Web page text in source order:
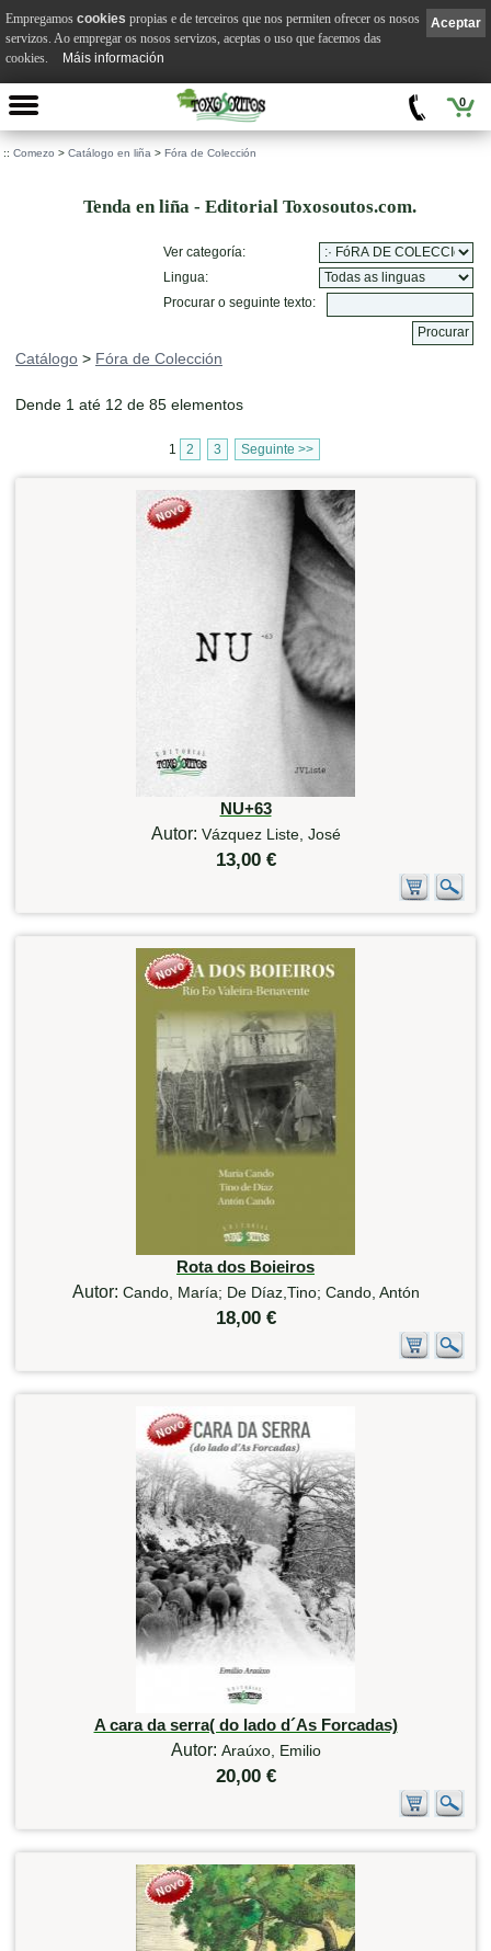
0
:: Comezo > Catálogo en liña > Fóra de Colección
Tenda en liña - Editorial Toxosoutos.com.
Ver categoría:
Lingua:
Procurar o seguinte texto:
Catálogo > Fóra de Colección
Dende 1 até 12 de 85 elementos
1 2 3 Seguinte >>
NU+63
Autor: Vázquez Liste, José
13,00 €
Rota dos Boieiros
Autor: Cando, María; De Díaz,Tino; Cando, Antón
18,00 €
A cara da serra( do lado d´As Forcadas)
Autor: Araúxo, Emilio
20,00 €
Aceptar
Empregamos cookies propias e de terceiros que nos permiten ofrecer os nosos
servizos. Ao empregar os nosos servizos, aceptas o uso que facemos das
cookies.
Máis información